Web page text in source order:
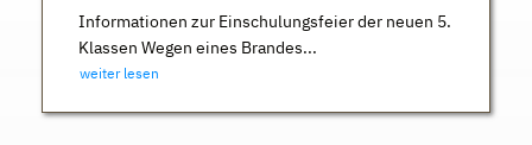
Informationen zur Einschulungsfeier der neuen 5.
Klassen Wegen eines Brandes...
weiter lesen